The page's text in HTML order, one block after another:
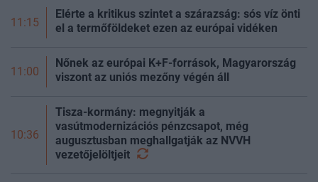
11:15
Elérte a kritikus szintet a szárazság: sós víz önti
el a termőföldeket ezen az európai vidéken
11:00
Nőnek az európai K+F-források, Magyarország
viszont az uniós mezőny végén áll
10:36
Tisza-kormány: megnyitják a
vasútmodernizációs pénzcsapot, még
augusztusban meghallgatják az NVVH
vezetőjelöltjeit